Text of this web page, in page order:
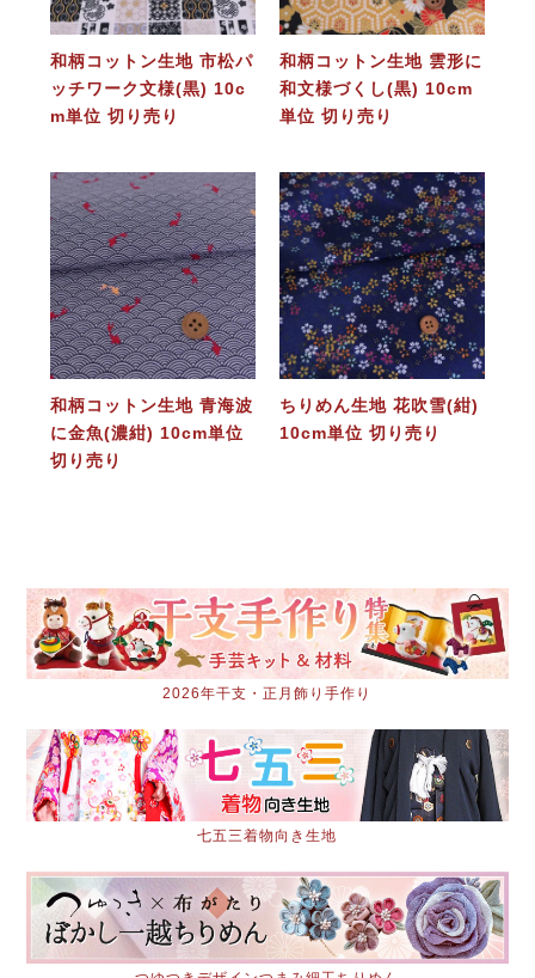
和柄コットン生地 市松パ
ッチワーク文様(黒) 10c
m単位 切り売り
和柄コットン生地 雲形に
和文様づくし(黒) 10cm
単位 切り売り
和柄コットン生地 青海波
に金魚(濃紺) 10cm単位
切り売り
ちりめん生地 花吹雪(紺)
10cm単位 切り売り
2026年干支・正月飾り手作り
七五三着物向き生地